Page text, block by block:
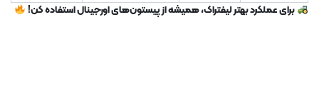
برای عملکرد بهتر لیفتراک، همیشه از پیستون‌های اورجینال استفاده کن!